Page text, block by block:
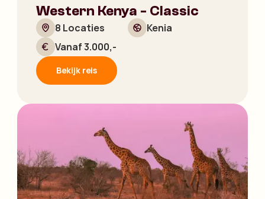
Western Kenya - Classic
8 Locaties
Kenia
Vanaf 3.000,-
Bekijk reis